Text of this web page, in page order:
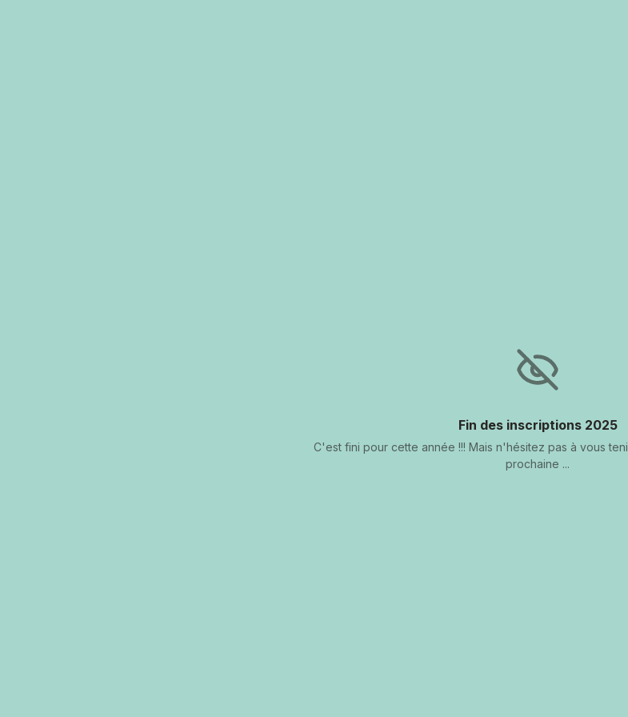
Fin des inscriptions 2025
C'est fini pour cette année !!! Mais n'hésitez pas à vous
prochaine ...